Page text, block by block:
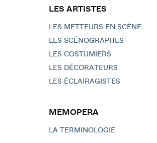
LES ARTISTES
LES METTEURS EN SCÈNE
LES SCÉNOGRAPHES
LES COSTUMIERS
LES DÉCORATEURS
LES ÉCLAIRAGISTES
MEMOPERA
LA TERMINOLOGIE